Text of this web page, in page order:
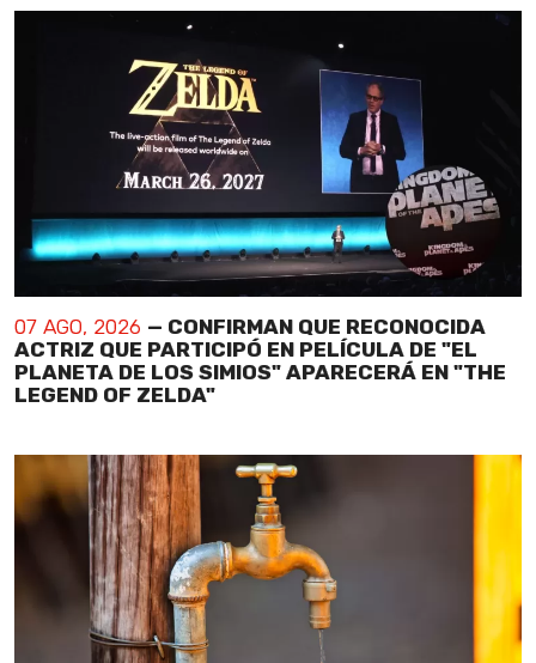
07 AGO, 2026 — CONFIRMAN QUE RECONOCIDA
ACTRIZ QUE PARTICIPÓ EN PELÍCULA DE "EL
PLANETA DE LOS SIMIOS" APARECERÁ EN "THE
LEGEND OF ZELDA"